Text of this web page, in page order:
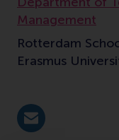
Management
Rotterdam
Erasmus
E-mail wan@rsm.nl